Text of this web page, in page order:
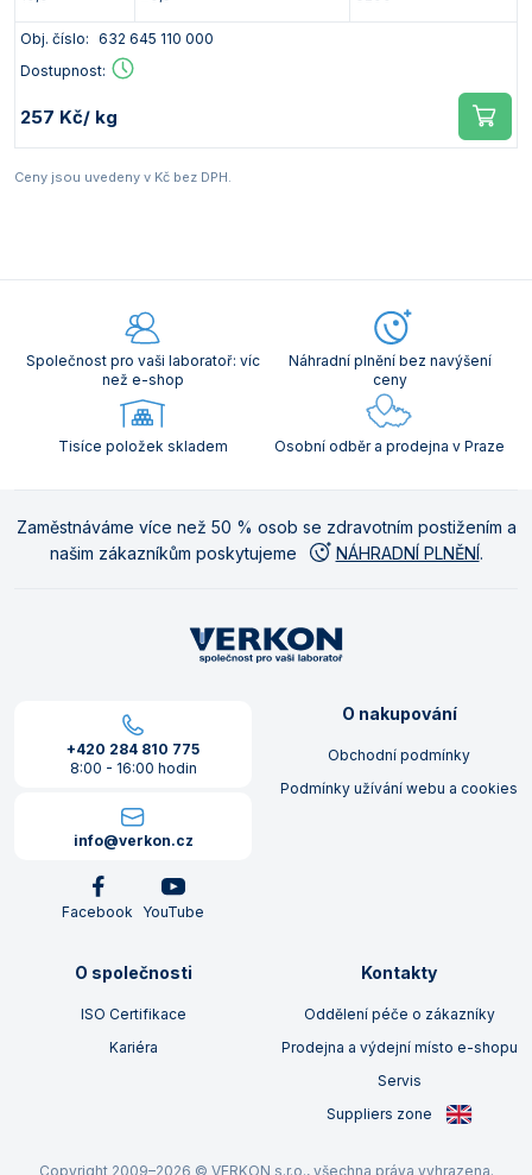
Obj. číslo: 632 645 110 000
Dostupnost:
257 Kč/ kg
Ceny jsou uvedeny v Kč bez DPH.
Společnost pro vaši laboratoř: víc
než e-shop
Náhradní plnění bez navýšení
ceny
Tisíce položek skladem Osobní odběr a prodejna v Praze
Zaměstnáváme více než 50 % osob se zdravotním postižením a
našim zákazníkům poskytujeme
NÁHRADNÍ PLNĚNÍ.
+420 284 810 775
8:00 - 16:00 hodin
info@verkon.cz
Facebook YouTube
O nakupování
Obchodní podmínky
Podmínky užívání webu a cookies
O společnosti
ISO Certifikace
Kariéra
Kontakty
Oddělení péče o zákazníky
Prodejna a výdejní místo e-shopu
Servis
Suppliers zone
Copyright 2009–2026 © VERKON s.r.o., všechna práva vyhrazena.